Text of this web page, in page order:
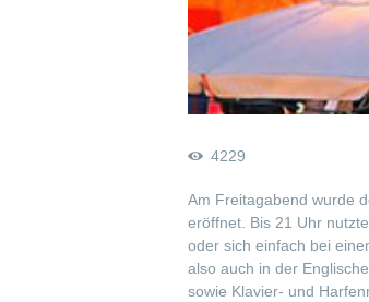
4229
Am Freitagabend wurde
eröffnet. Bis 21 Uhr
oder sich einfach bei
also auch in der
sowie Klavier- und